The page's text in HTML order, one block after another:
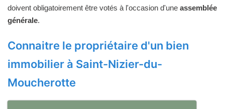
doivent obligatoirement être votés à l'occasion d'une assemblée
générale.
Connaitre le propriétaire d'un bien
immobilier à Saint-Nizier-du-
Moucherotte